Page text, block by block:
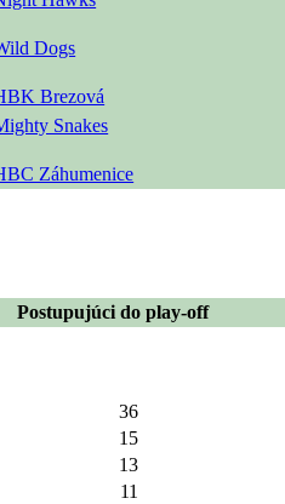
Dogs
Brezová
Snakes
Záhumenice
Postupujúci do play-off
36
15
13
11